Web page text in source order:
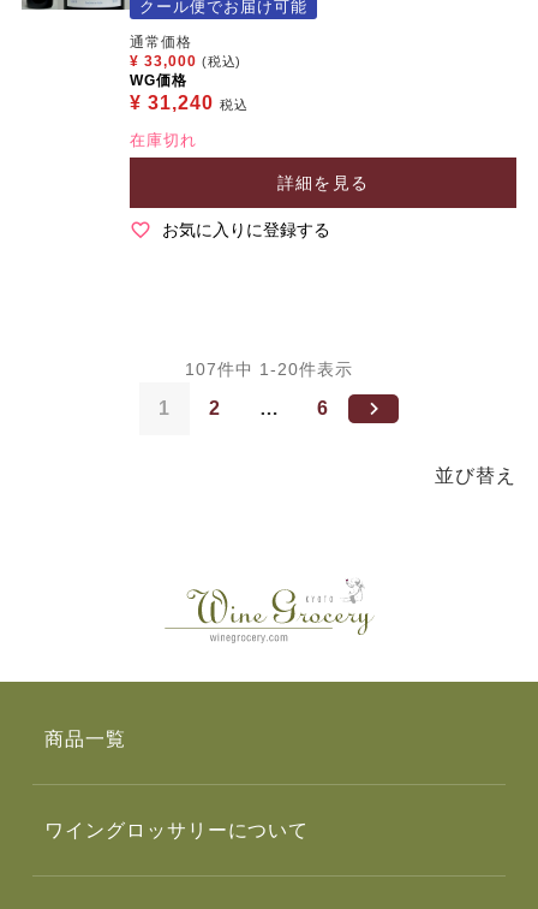
クール便でお届け可能
通常価格
¥ 33,000 (税込)
WG価格
¥ 31,240 税込
在庫切れ
詳細を見る
お気に入りに登録する
並び替え
107件中 1 -20件表示
1 2 … 6
商品一覧
ワイングロッサリーについて